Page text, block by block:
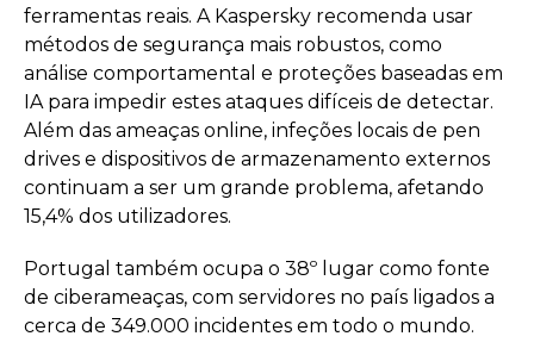
ferramentas reais. A Kaspersky recomenda usar
métodos de segurança mais robustos, como
análise comportamental e proteções baseadas em
IA para impedir estes ataques difíceis de detectar.
Além das ameaças online, infeções locais de pen
drives e dispositivos de armazenamento externos
continuam a ser um grande problema, afetando
15,4% dos utilizadores.
Portugal também ocupa o 38º lugar como fonte
de ciberameaças, com servidores no país ligados a
cerca de 349.000 incidentes em todo o mundo.